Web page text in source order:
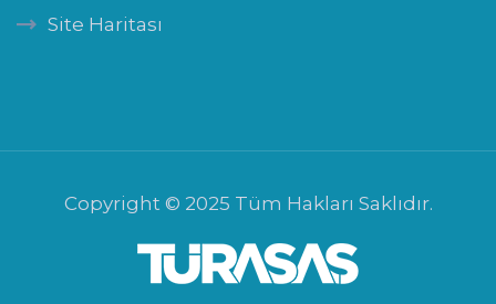
Site Haritası
Copyright © 2025 Tüm Hakları Saklıdır.